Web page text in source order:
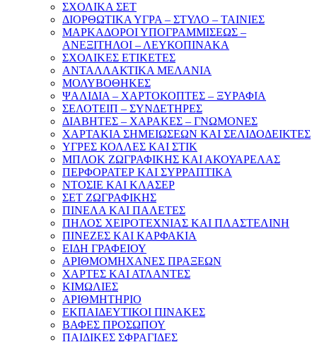
ΣΧΟΛΙΚΑ ΣΕΤ
ΔΙΟΡΘΩΤΙΚΑ ΥΓΡΑ – ΣΤΥΛΟ – ΤΑΙΝΙΕΣ
ΜΑΡΚΑΔΟΡΟΙ ΥΠΟΓΡΑΜΜΙΣΕΩΣ –
ΑΝΕΞΙΤΗΛΟΙ – ΛΕΥΚΟΠΙΝΑΚΑ
ΣΧΟΛΙΚΕΣ ΕΤΙΚΕΤΕΣ
ΑΝΤΑΛΛΑΚΤΙΚΑ ΜΕΛΑΝΙΑ
ΜΟΛΥΒΟΘΗΚΕΣ
ΨΑΛΙΔΙΑ – ΧΑΡΤΟΚΟΠΤΕΣ – ΞΥΡΑΦΙΑ
ΣΕΛΟΤΕΙΠ – ΣΥΝΔΕΤΗΡΕΣ
ΔΙΑΒΗΤΕΣ – ΧΑΡΑΚΕΣ – ΓΝΩΜΟΝΕΣ
ΧΑΡΤΑΚΙΑ ΣΗΜΕΙΩΣΕΩΝ ΚΑΙ ΣΕΛΙΔΟΔΕΙΚΤΕΣ
ΥΓΡΕΣ ΚΟΛΛΕΣ ΚΑΙ ΣΤΙΚ
ΜΠΛΟΚ ΖΩΓΡΑΦΙΚΗΣ ΚΑΙ ΑΚΟΥΑΡΕΛΑΣ
ΠΕΡΦΟΡΑΤΕΡ ΚΑΙ ΣΥΡΡΑΠΤΙΚΑ
ΝΤΟΣΙΕ ΚΑΙ ΚΛΑΣΕΡ
ΣΕΤ ΖΩΓΡΑΦΙΚΗΣ
ΠΙΝΕΛΑ ΚΑΙ ΠΑΛΕΤΕΣ
ΠΗΛΟΣ ΧΕΙΡΟΤΕΧΝΙΑΣ ΚΑΙ ΠΛΑΣΤΕΛΙΝΗ
ΠΙΝΕΖΕΣ ΚΑΙ ΚΑΡΦΑΚΙΑ
ΕΙΔΗ ΓΡΑΦΕΙΟΥ
ΑΡΙΘΜΟΜΗΧΑΝΕΣ ΠΡΑΞΕΩΝ
ΧΑΡΤΕΣ ΚΑΙ ΑΤΛΑΝΤΕΣ
ΚΙΜΩΛΙΕΣ
ΑΡΙΘΜΗΤΗΡΙΟ
ΕΚΠΑΙΔΕΥΤΙΚΟΙ ΠΙΝΑΚΕΣ
ΒΑΦΕΣ ΠΡΟΣΩΠΟΥ
ΠΑΙΔΙΚΕΣ ΣΦΡΑΓΙΔΕΣ